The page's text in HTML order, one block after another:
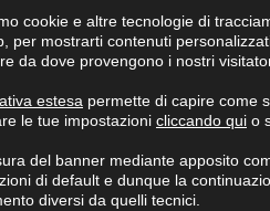
PRODOTTI
cookie e altre tecnologie di
per mostrarti contenuti
da dove provengono i nostri
estesa permette di capire come
le tue impostazioni cliccando qui o
del banner mediante apposito
di default e dunque la
diversi da quelli tecnici.